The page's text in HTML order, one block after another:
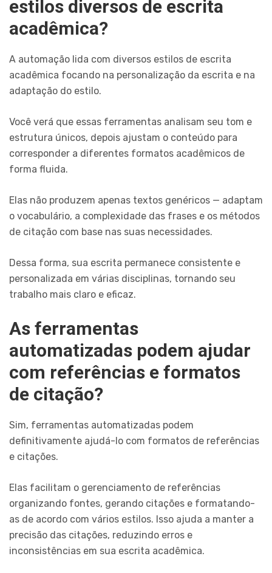
estilos diversos de escrita
acadêmica?
A automação lida com diversos estilos de escrita
acadêmica focando na personalização da escrita e na
adaptação do estilo.
Você verá que essas ferramentas analisam seu tom e
estrutura únicos, depois ajustam o conteúdo para
corresponder a diferentes formatos acadêmicos de
forma fluida.
Elas não produzem apenas textos genéricos — adaptam
o vocabulário, a complexidade das frases e os métodos
de citação com base nas suas necessidades.
Dessa forma, sua escrita permanece consistente e
personalizada em várias disciplinas, tornando seu
trabalho mais claro e eficaz.
As ferramentas
automatizadas podem ajudar
com referências e formatos
de citação?
Sim, ferramentas automatizadas podem
definitivamente ajudá-lo com formatos de referências
e citações.
Elas facilitam o gerenciamento de referências
organizando fontes, gerando citações e formatando-
as de acordo com vários estilos. Isso ajuda a manter a
precisão das citações, reduzindo erros e
inconsistências em sua escrita acadêmica.